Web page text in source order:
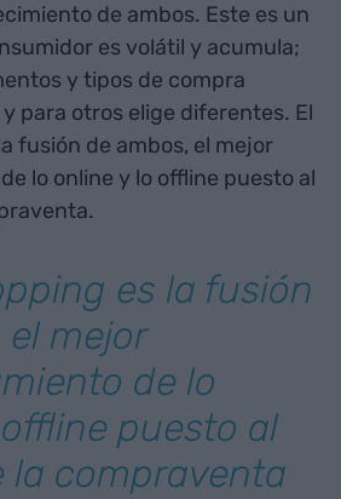
de ambos. Este es un
es volátil y acumula;
y tipos de compra
para otros elige diferentes. El
fusión de ambos, el mejor
lo online y lo offline puesto al
es la fusión
mejor
de lo
puesto al
la compraventa